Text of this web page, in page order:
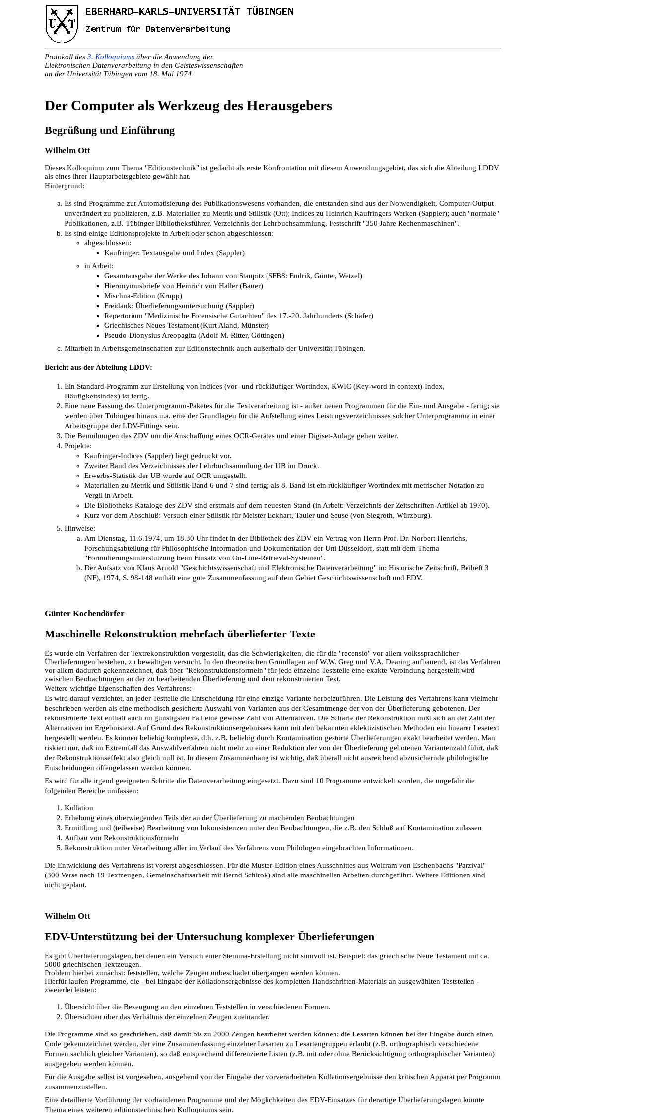
Protokoll des 3. Kolloquiums über die Anwendung der
Elektronischen Datenverarbeitung in den Geisteswissenschaften
an der Universität Tübingen vom 18. Mai 1974
Der Computer als Werkzeug des Herausgebers
Begrüßung und Einführung
Wilhelm Ott
Dieses Kolloquium zum Thema "Editionstechnik" ist gedacht als erste Konfrontation mit diesem Anwendungsgebiet, das sich die Abteilung LDDV
als eines ihrer Hauptarbeitsgebiete gewählt hat.
Hintergrund:
Es sind Programme zur Automatisierung des Publikationswesens vorhanden, die entstanden sind aus der Notwendigkeit, Computer-Output
unverändert zu publizieren, z.B. Materialien zu Metrik und Stilistik (Ott); Indices zu Heinrich Kaufringers Werken (Sappler); auch "normale"
Publikationen, z.B. Tübinger Bibliotheksführer, Verzeichnis der Lehrbuchsammlung, Festschrift "350 Jahre Rechenmaschinen".
Es sind einige Editionsprojekte in Arbeit oder schon abgeschlossen:
abgeschlossen:
Kaufringer: Textausgabe und Index (Sappler)
in Arbeit:
Gesamtausgabe der Werke des Johann von Staupitz (SFB8: Endriß, Günter, Wetzel)
Hieronymusbriefe von Heinrich von Haller (Bauer)
Mischna-Edition (Krupp)
Freidank: Überlieferungsuntersuchung (Sappler)
Repertorium "Medizinische Forensische Gutachten" des 17.-20. Jahrhunderts (Schäfer)
Griechisches Neues Testament (Kurt Aland, Münster)
Pseudo-Dionysius Areopagita (Adolf M. Ritter, Göttingen)
Mitarbeit in Arbeitsgemeinschaften zur Editionstechnik auch außerhalb der Universität Tübingen.
Bericht aus der Abteilung LDDV:
Ein Standard-Programm zur Erstellung von Indices (vor- und rückläufiger Wortindex, KWIC (Key-word in context)-Index,
Häufigkeitsindex) ist fertig.
Eine neue Fassung des Unterprogramm-Paketes für die Textverarbeitung ist - außer neuen Programmen für die Ein- und Ausgabe - fertig; sie
werden über Tübingen hinaus u.a. eine der Grundlagen für die Aufstellung eines Leistungsverzeichnisses solcher Unterprogramme in einer
Arbeitsgruppe der LDV-Fittings sein.
Die Bemühungen des ZDV um die Anschaffung eines OCR-Gerätes und einer Digiset-Anlage gehen weiter.
Projekte:
Kaufringer-Indices (Sappler) liegt gedruckt vor.
Zweiter Band des Verzeichnisses der Lehrbuchsammlung der UB im Druck.
Erwerbs-Statistik der UB wurde auf OCR umgestellt.
Materialien zu Metrik und Stilistik Band 6 und 7 sind fertig; als 8. Band ist ein rückläufiger Wortindex mit metrischer Notation zu
Vergil in Arbeit.
Die Bibliotheks-Kataloge des ZDV sind erstmals auf dem neuesten Stand (in Arbeit: Verzeichnis der Zeitschriften-Artikel ab 1970).
Kurz vor dem Abschluß: Versuch einer Stilistik für Meister Eckhart, Tauler und Seuse (von Siegroth, Würzburg).
Hinweise:
Am Dienstag, 11.6.1974, um 18.30 Uhr findet in der Bibliothek des ZDV ein Vertrag von Herrn Prof. Dr. Norbert Henrichs,
Forschungsabteilung für Philosophische Information und Dokumentation der Uni Düsseldorf, statt mit dem Thema
"Formulierungsunterstützung beim Einsatz von On-Line-Retrieval-Systemen".
Der Aufsatz von Klaus Arnold "Geschichtswissenschaft und Elektronische Datenverarbeitung" in: Historische Zeitschrift, Beiheft 3
(NF), 1974, S. 98-148 enthält eine gute Zusammenfassung auf dem Gebiet Geschichtswissenschaft und EDV.
Günter Kochendörfer
Maschinelle Rekonstruktion mehrfach überlieferter Texte
Es wurde ein Verfahren der Textrekonstruktion vorgestellt, das die Schwierigkeiten, die für die "recensio" vor allem volkssprachlicher
Überlieferungen bestehen, zu bewältigen versucht. In den theoretischen Grundlagen auf W.W. Greg und V.A. Dearing aufbauend, ist das Verfahren
vor allem dadurch gekennzeichnet, daß über "Rekonstruktionsformeln" für jede einzelne Teststelle eine exakte Verbindung hergestellt wird
zwischen Beobachtungen an der zu bearbeitenden Überlieferung und dem rekonstruierten Text.
Weitere wichtige Eigenschaften des Verfahrens:
Es wird darauf verzichtet, an jeder Testtelle die Entscheidung für eine einzige Variante herbeizuführen. Die Leistung des Verfahrens kann vielmehr
beschrieben werden als eine methodisch gesicherte Auswahl von Varianten aus der Gesamtmenge der von der Überlieferung gebotenen. Der
rekonstruierte Text enthält auch im günstigsten Fall eine gewisse Zahl von Alternativen. Die Schärfe der Rekonstruktion mißt sich an der Zahl der
Alternativen im Ergebnistext. Auf Grund des Rekonstruktionsergebnisses kann mit den bekannten eklektizistischen Methoden ein linearer Lesetext
hergestellt werden. Es können beliebig komplexe, d.h. z.B. beliebig durch Kontamination gestörte Überlieferungen exakt bearbeitet werden. Man
riskiert nur, daß im Extremfall das Auswahlverfahren nicht mehr zu einer Reduktion der von der Überlieferung gebotenen Variantenzahl führt, daß
der Rekonstruktionseffekt also gleich null ist. In diesem Zusammenhang ist wichtig, daß überall nicht ausreichend abzusichernde philologische
Entscheidungen offengelassen werden können.
Es wird für alle irgend geeigneten Schritte die Datenverarbeitung eingesetzt. Dazu sind 10 Programme entwickelt worden, die ungefähr die
folgenden Bereiche umfassen:
Kollation
Erhebung eines überwiegenden Teils der an der Überlieferung zu machenden Beobachtungen
Ermittlung und (teilweise) Bearbeitung von Inkonsistenzen unter den Beobachtungen, die z.B. den Schluß auf Kontamination zulassen
Aufbau von Rekonstruktionsformeln
Rekonstruktion unter Verarbeitung aller im Verlauf des Verfahrens vom Philologen eingebrachten Informationen.
Die Entwicklung des Verfahrens ist vorerst abgeschlossen. Für die Muster-Edition eines Ausschnittes aus Wolfram von Eschenbachs "Parzival"
(300 Verse nach 19 Textzeugen, Gemeinschaftsarbeit mit Bernd Schirok) sind alle maschinellen Arbeiten durchgeführt. Weitere Editionen sind
nicht geplant.
Wilhelm Ott
EDV-Unterstützung bei der Untersuchung komplexer Überlieferungen
Es gibt Überlieferungslagen, bei denen ein Versuch einer Stemma-Erstellung nicht sinnvoll ist. Beispiel: das griechische Neue Testament mit ca.
5000 griechischen Textzeugen.
Problem hierbei zunächst: feststellen, welche Zeugen unbeschadet übergangen werden können.
Hierfür laufen Programme, die - bei Eingabe der Kollationsergebnisse des kompletten Handschriften-Materials an ausgewählten Teststellen -
zweierlei leisten:
Übersicht über die Bezeugung an den einzelnen Teststellen in verschiedenen Formen.
Übersichten über das Verhältnis der einzelnen Zeugen zueinander.
Die Programme sind so geschrieben, daß damit bis zu 2000 Zeugen bearbeitet werden können; die Lesarten können bei der Eingabe durch einen
Code gekennzeichnet werden, der eine Zusammenfassung einzelner Lesarten zu Lesartengruppen erlaubt (z.B. orthographisch verschiedene
Formen sachlich gleicher Varianten), so daß entsprechend differenzierte Listen (z.B. mit oder ohne Berücksichtigung orthographischer Varianten)
ausgegeben werden können.
Für die Ausgabe selbst ist vorgesehen, ausgehend von der Eingabe der vorverarbeiteten Kollationsergebnisse den kritischen Apparat per Programm
zusammenzustellen.
Eine detaillierte Vorführung der vorhandenen Programme und der Möglichkeiten des EDV-Einsatzes für derartige Überlieferungslagen könnte
Thema eines weiteren editionstechnischen Kolloquiums sein.